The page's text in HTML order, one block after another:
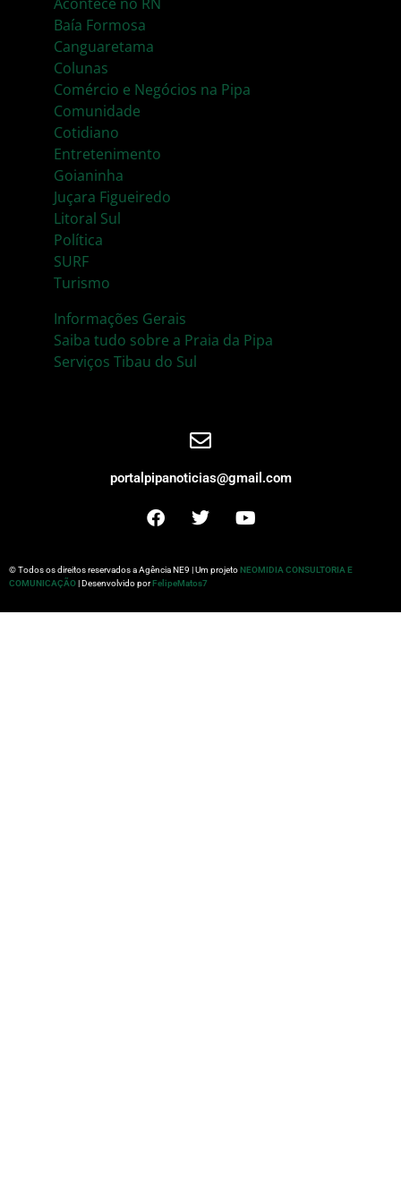
Baía Formosa
Canguaretama
Colunas
Comércio e Negócios na Pipa
Comunidade
Cotidiano
Entretenimento
Goianinha
Juçara Figueiredo
Litoral Sul
Política
SURF
Turismo
Informações Gerais
Saiba tudo sobre a Praia da Pipa
Serviços Tibau do Sul
portalpipanoticias@gmail.com
© Todos os direitos reservados a Agência NE9 | Um projetoNEOMIDIA CONSULTORIA E
COMUNICAÇÃO| Desenvolvido porFelipeMatos7